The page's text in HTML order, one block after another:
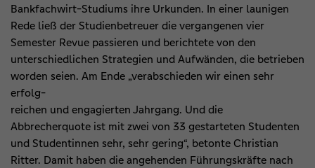
Bankfachwirt-Studiums ihre Urkunden. In einer launigen
Rede ließ der Studienbetreuer die vergangenen vier
Semester Revue passieren und berichtete von den
unterschiedlichen Strategien und Aufwänden, die betrieben
worden seien. Am Ende „verabschieden wir einen sehr
erfolg-
reichen und engagierten Jahrgang. Und die
Abbrecherquote ist mit zwei von 33 gestarteten Studenten
und Studentinnen sehr, sehr gering“, betonte Christian
Ritter. Damit haben die angehenden Führungskräfte nach